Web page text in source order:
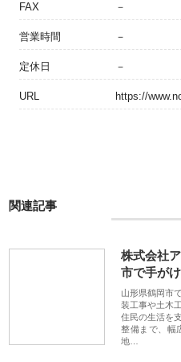
FAX －
営業時間 －
定休日 －
URL https://
関連記事
株式会社
市で手が
山形県鶴岡市
装工事や土木
住民の生活を
整備まで、幅
地…